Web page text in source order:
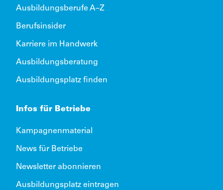
Ausbildungsberufe A–Z
Berufsinsider
Karriere im Handwerk
Ausbildungsberatung
Ausbildungsplatz finden
Infos für Betriebe
Kampagnenmaterial
News für Betriebe
Newsletter abonnieren
Ausbildungsplatz eintragen